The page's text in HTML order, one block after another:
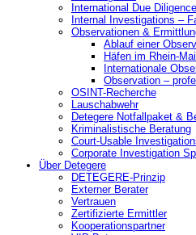
International Due
Internal Investigations –
Observationen &
Ablauf einer
Häfen im Rhein-
Internationale
Observation –
OSINT-Recherche
Lauschabwehr
Detegere Notfallpaket &
Kriminalistische Beratung
Court-Usable
Corporate Investigation
Über Detegere
DETEGERE-Prinzip
Externer Berater
Vertrauen
Zertifizierte Ermittler
Kooperationspartner